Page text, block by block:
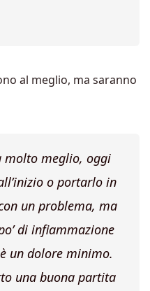
al meglio, ma saranno
molto meglio, oggi
o portarlo in
un problema, ma
di infiammazione
un dolore minimo.
una buona partita